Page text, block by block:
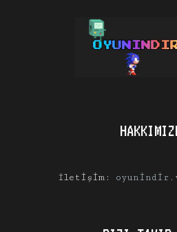
İletişim: